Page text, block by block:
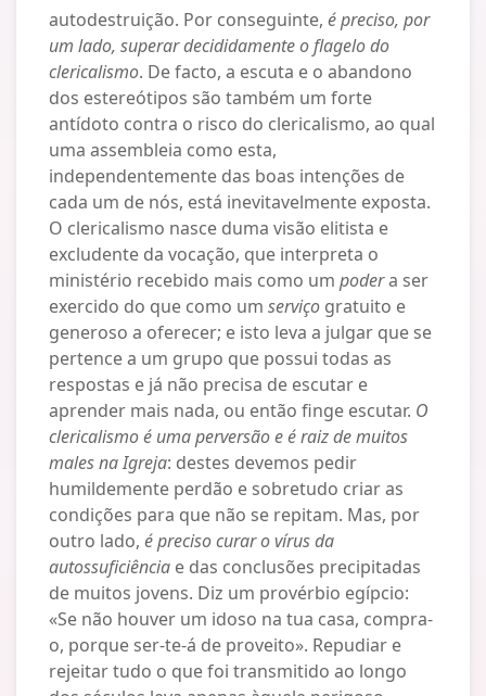
autodestruição. Por conseguinte, é preciso, por
um lado, superar decididamente o flagelo do
clericalismo. De facto, a escuta e o abandono
dos estereótipos são também um forte
antídoto contra o risco do clericalismo, ao qual
uma assembleia como esta,
independentemente das boas intenções de
cada um de nós, está inevitavelmente exposta.
O clericalismo nasce duma visão elitista e
excludente da vocação, que interpreta o
ministério recebido mais como um podera ser
exercido do que como um serviço gratuito e
generoso a oferecer; e isto leva a julgar que se
pertence a um grupo que possui todas as
respostas e já não precisa de escutar e
aprender mais nada, ou então finge escutar. O
clericalismo é uma perversão e é raiz de muitos
males na Igreja: destes devemos pedir
humildemente perdão e sobretudo criar as
condições para que não se repitam. Mas, por
outro lado, é preciso curar o vírus da
autossuficiência e das conclusões precipitadas
de muitos jovens. Diz um provérbio egípcio:
«Se não houver um idoso na tua casa, compra-
o, porque ser-te-á de proveito». Repudiar e
rejeitar tudo o que foi transmitido ao longo